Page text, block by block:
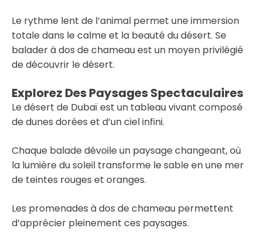
Le rythme lent de l’animal permet une immersion
totale dans le calme et la beauté du désert. Se
balader à dos de chameau est un moyen privilégié
de découvrir le désert.
Explorez Des Paysages Spectaculaires
Le désert de Dubaï est un tableau vivant composé
de dunes dorées et d’un ciel infini.
Chaque balade dévoile un paysage changeant, où
la lumière du soleil transforme le sable en une mer
de teintes rouges et oranges.
Les promenades à dos de chameau permettent
d’apprécier pleinement ces paysages.